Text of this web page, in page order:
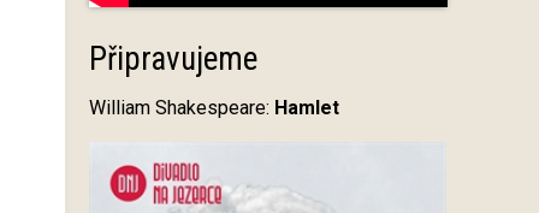
Připravujeme
William Shakespeare: Hamlet